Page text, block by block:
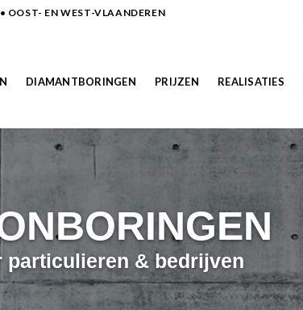
OOST- EN WEST-VLAANDEREN
DIAMANTBORINGEN PRIJZEN REALISATIES
particulieren & bedrijven